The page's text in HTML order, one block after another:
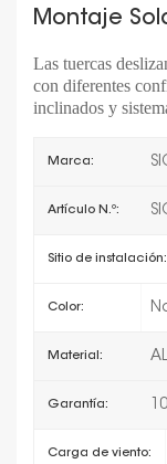
Montaje
Las tuercas
con diferentes
inclinados y
Marca:
Artículo N.º:
Sitio de instalación:
Color:
Material:
Garantía:
Carga de viento: